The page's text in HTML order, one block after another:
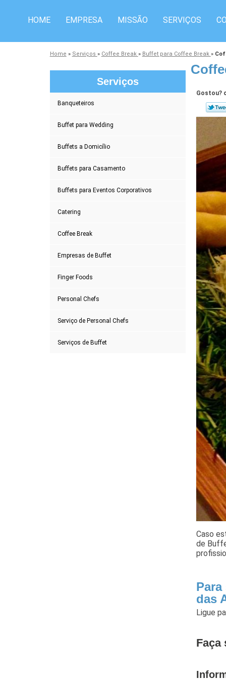
HOME EMPRESA MISSÃO SERVIÇOS
Home » Serviços » Coffee Break » Buffet para Coffee Break »
Serviços
Banqueteiros
Buffet para Wedding
Buffets a Domicílio
Buffets para Casamento
Buffets para Eventos Corporativos
Catering
Coffee Break
Empresas de Buffet
Finger Foods
Personal Chefs
Serviço de Personal Chefs
Serviços de Buffet
Gostou?
Caso
de
das
Ligue
Faça